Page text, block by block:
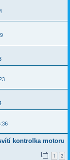
kontrolka motoru
1 2